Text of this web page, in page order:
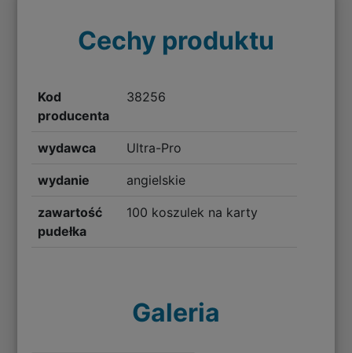
Cechy produktu
Kod
producenta
38256
wydawca Ultra-Pro
wydanie angielskie
zawartość
pudełka
100 koszulek na karty
Galeria